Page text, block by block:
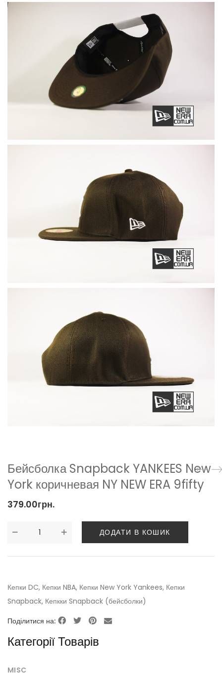
Бейсболка Snapback YANKEES New
York коричневая NY NEW ERA 9fifty
379.00грн.
ДОДАТИ В КОШИК
Кепки DC, Кепки NBA, Кепки New York Yankees, Кепки
Snapback, Кепкки Snapback (бейсболки)
Поділитися на:
Категорії Товарів
MISC